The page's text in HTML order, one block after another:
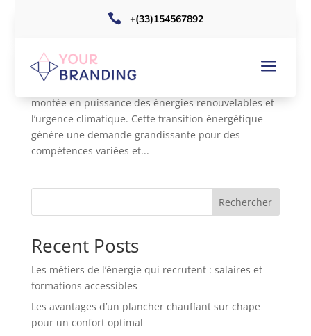
 +(33)154567892
a
et formations accessibles
Le secteur énergétique vit actuellement une période
montée en puissance des énergies renouvelables et
l’urgence climatique. Cette transition énergétique
génère une demande grandissante pour des
compétences variées et...
Rechercher
Recent Posts
Les métiers de l’énergie qui recrutent : salaires et
formations accessibles
Les avantages d’un plancher chauffant sur chape
pour un confort optimal